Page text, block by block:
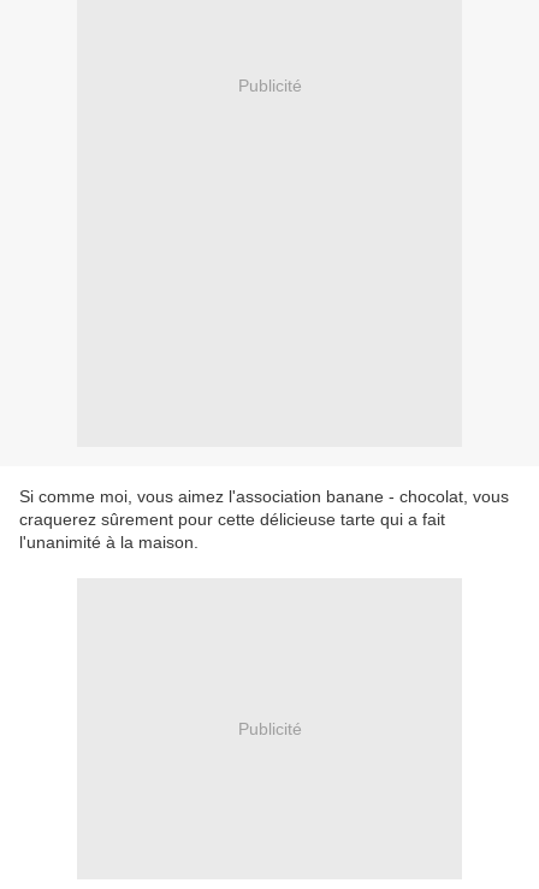
Publicité
Si comme moi, vous aimez l'association banane - chocolat, vous
craquerez sûrement pour cette délicieuse tarte qui a fait
l'unanimité à la maison.
Publicité